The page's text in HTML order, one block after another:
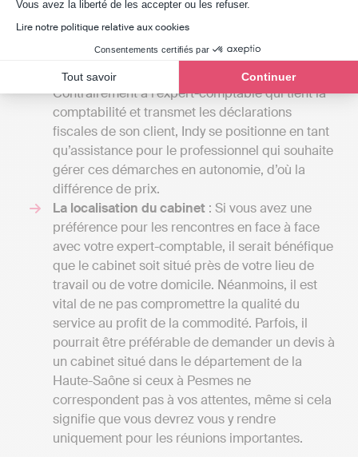
Vous avez la liberté de les accepter ou les refuser.
Lire notre politique relative aux cookies
Consentements certifiés par
Tout savoir Continuer
de la paie, le fait de dresser un budget
prévisionnel. Avec une comptabilité en ligne
comme le propose Indy, compter entre 20 et 49
€ par mois en fonction de la structure.
Contrairement à l’expert-comptable qui tient la
comptabilité et transmet les déclarations
fiscales de son client, Indy se positionne en tant
qu’assistance pour le professionnel qui souhaite
gérer ces démarches en autonomie, d’où la
différence de prix.
La localisation du cabinet : Si vous avez une
préférence pour les rencontres en face à face
avec votre expert-comptable, il serait bénéfique
que le cabinet soit situé près de votre lieu de
travail ou de votre domicile. Néanmoins, il est
vital de ne pas compromettre la qualité du
service au profit de la commodité. Parfois, il
pourrait être préférable de demander un devis à
un cabinet situé dans le département de la
Haute-Saône si ceux à Pesmes ne
correspondent pas à vos attentes, même si cela
signifie que vous devrez vous y rendre
uniquement pour les réunions importantes.